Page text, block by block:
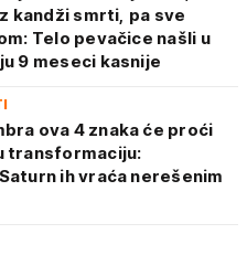
kandži smrti, pa sve
Telo pevačice našli u
9 meseci kasnije
ova 4 znaka će proći
transformaciju:
ih vraća nerešenim